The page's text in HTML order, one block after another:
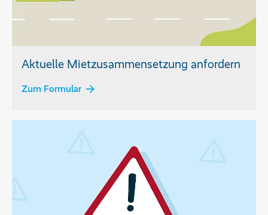
Aktuelle Mietzusammensetzung anfordern
Zum Formular